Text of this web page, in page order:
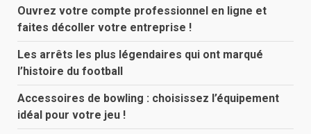
Ouvrez votre compte professionnel en ligne et
faites décoller votre entreprise !
Les arrêts les plus légendaires qui ont marqué
l’histoire du football
Accessoires de bowling : choisissez l’équipement
idéal pour votre jeu !